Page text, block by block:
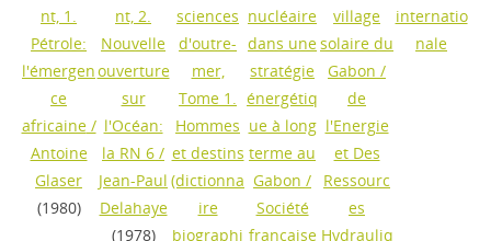
nt, 1.
Pétrole:
l'émergen
ce
africaine/
Antoine
Glaser
(1980)
nt, 2.
Nouvelle
ouverture
sur
l'Océan:
la RN 6 /
Jean-Paul
Delahaye
(1978)
sciences
d'outre-
mer,
Tome 1.
Hommes
et destins
(dictionna
ire
biographi
nucléaire
dans une
stratégie
énergétiq
ue à long
terme au
Gabon /
Société
française
village
solaire du
Gabon /
de
l'Energie
et Des
Ressourc
es
Hydrauliq
internatio
nale